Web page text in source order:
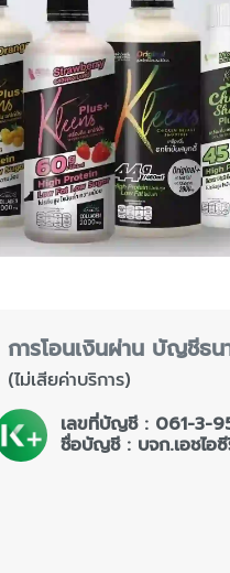
การโอนเงินผ่าน บัญชีธน
(ไม่เสียค่าบริการ)
เลขที่บัญชี : 061-3-
ชื่อบัญชี : บจก.เอชไอ